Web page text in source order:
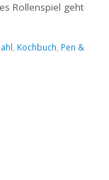
Rollenspiel geht
, Kochbuch, Pen &